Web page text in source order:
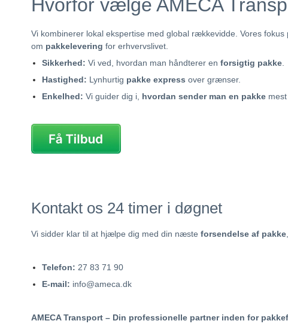
Hvorfor vælge AMECA
Vi kombinerer lokal ekspertise med global rækkevidde. Vores fokus
om pakkelevering for erhvervslivet.
Sikkerhed: Vi ved, hvordan man håndterer en forsigtig pakke.
Hastighed: Lynhurtig pakke express over grænser.
Enkelhed: Vi guider dig i, hvordan sender man en pakkemest
Kontakt os 24 timer i døgnet
Vi sidder klar til at hjælpe dig med din næste forsendelse af pakke
Telefon: 27 83 71 90
E-mail: info@ameca.dk
AMECA Transport – Din professionelle partner inden for